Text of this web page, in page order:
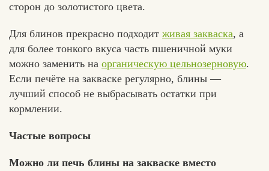
сторон до золотистого цвета.
Для блинов прекрасно подходит живая закваска, а
для более тонкого вкуса часть пшеничной муки
можно заменить на органическую цельнозерновую.
Если печёте на закваске регулярно, блины —
лучший способ не выбрасывать остатки при
кормлении.
Частые вопросы
Можно ли печь блины на закваске вместо